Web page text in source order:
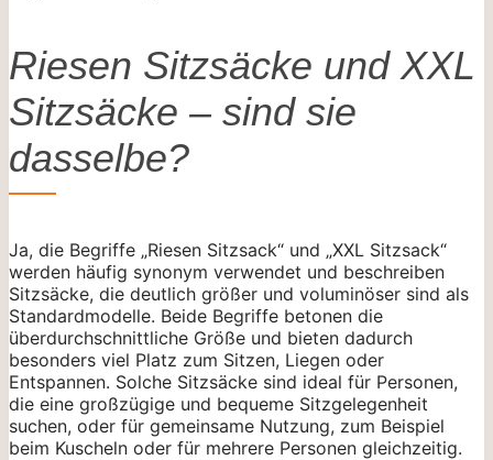
Riesen Sitzsäcke und XXL
Sitzsäcke – sind sie
dasselbe?
Ja, die Begriffe „Riesen Sitzsack“ und „XXL Sitzsack“
werden häufig synonym verwendet und beschreiben
Sitzsäcke, die deutlich größer und voluminöser sind als
Standardmodelle. Beide Begriffe betonen die
überdurchschnittliche Größe und bieten dadurch
besonders viel Platz zum Sitzen, Liegen oder
Entspannen. Solche Sitzsäcke sind ideal für Personen,
die eine großzügige und bequeme Sitzgelegenheit
suchen, oder für gemeinsame Nutzung, zum Beispiel
beim Kuscheln oder für mehrere Personen gleichzeitig.